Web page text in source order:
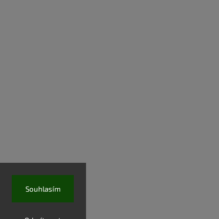
Souhlasím